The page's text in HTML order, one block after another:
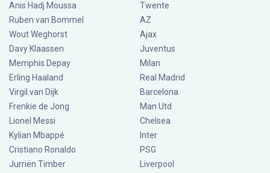
Anis Hadj Moussa
Ruben van Bommel
Wout Weghorst
Davy Klaassen
Memphis Depay
Erling Haaland
Virgil van Dijk
Frenkie de Jong
Lionel Messi
Kylian Mbappé
Cristiano Ronaldo
Jurriën Timber
Twente
AZ
Ajax
Juventus
Milan
Real Madrid
Barcelona
Man Utd
Chelsea
Inter
PSG
Liverpool